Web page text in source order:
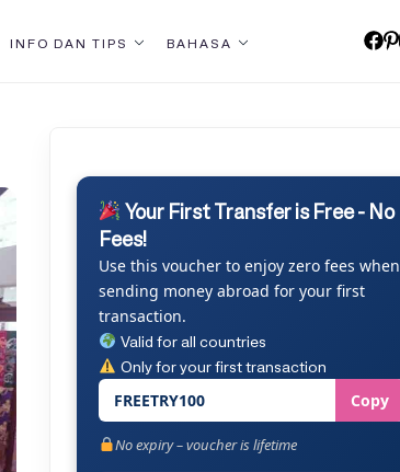
INFO DAN TIPS BAHASA
Your First Transfer is Free - No
Fees!
Use this voucher to enjoy zero fees when
sending money abroad for your first
transaction.
Valid for all countries
Only for your first transaction
FREETRY100 Copy
No expiry – voucher is lifetime